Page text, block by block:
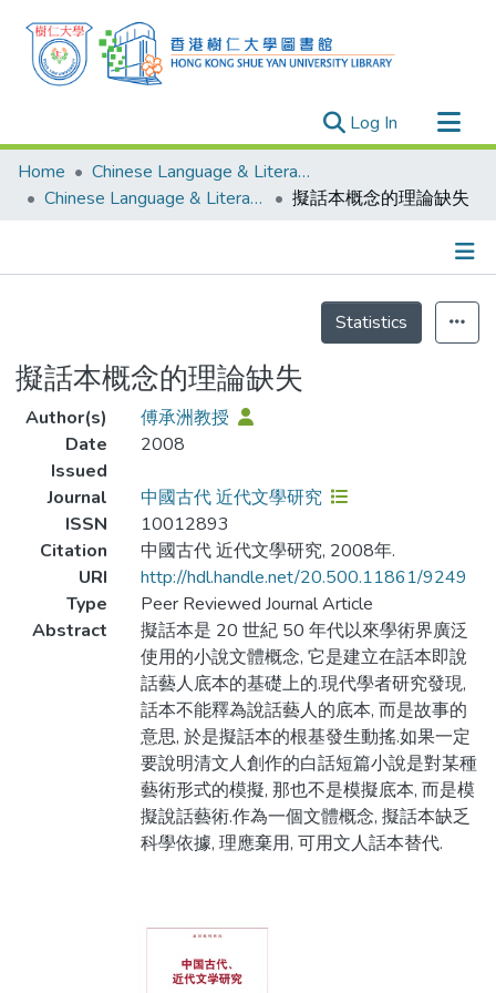
Log In (current)
Research Outputs
Researchers
Projects
Home
Chinese Language & Literature
Chinese Language & Literature - Publication
擬話本概念的理論缺失
Statistics
擬話本概念的理論缺失
Author(s)
傅承洲教授
Date
Issued
2008
Journal
中國古代 近代文學研究
ISSN
10012893
Citation
中國古代 近代文學研究, 2008年.
URI
http://hdl.handle.net/20.500.11861/9249
Type
Peer Reviewed Journal Article
Abstract
擬話本是 20 世紀 50 年代以來學術界廣泛
使用的小說文體概念, 它是建立在話本即說
話藝人底本的基礎上的.現代學者研究發現,
話本不能釋為說話藝人的底本, 而是故事的
意思, 於是擬話本的根基發生動搖.如果一定
要說明清文人創作的白話短篇小說是對某種
藝術形式的模擬, 那也不是模擬底本, 而是模
擬說話藝術.作為一個文體概念, 擬話本缺乏
科學依據, 理應棄用, 可用文人話本替代.